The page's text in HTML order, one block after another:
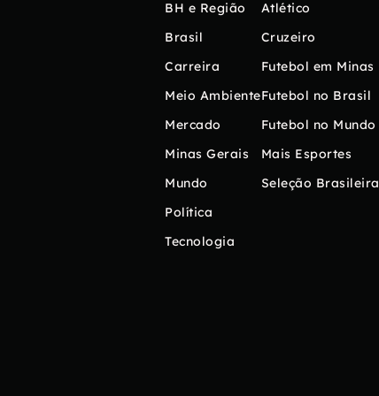
BH e Região
Brasil
Carreira
Meio Ambiente
Mercado
Minas Gerais
Mundo
Política
Tecnologia
Atlético
Cruzeiro
Futebol em Minas
Futebol no Brasil
Futebol no Mundo
Mais Esportes
Seleção Brasileira